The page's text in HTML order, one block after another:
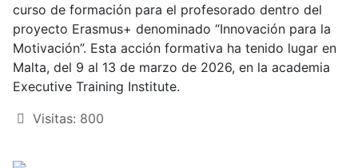
curso de formación para el profesorado dentro del
proyecto Erasmus+ denominado “Innovación para la
Motivación”. Esta acción formativa ha tenido lugar en
Malta, del 9 al 13 de marzo de 2026, en la academia
Executive Training Institute.
Visitas: 800